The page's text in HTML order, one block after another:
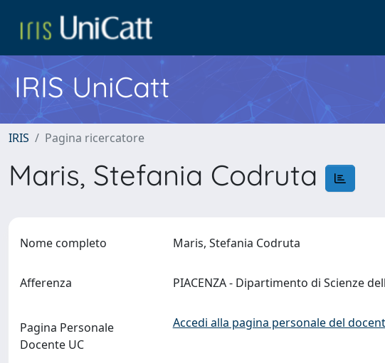
IRIS UniCatt
IRIS Pagina ricercatore
Maris, Stefania Codruta
Nome completo Maris, Stefania Codruta
Afferenza PIACENZA - Dipartimento di Scienze
Pagina Personale
Docente UC
Accedi alla pagina personale del